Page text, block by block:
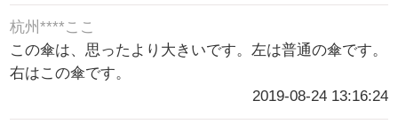
杭州****ここ
この傘は、思ったより大きいです。左は普通の傘です。
右はこの傘です。
2019-08-24 13:16:24